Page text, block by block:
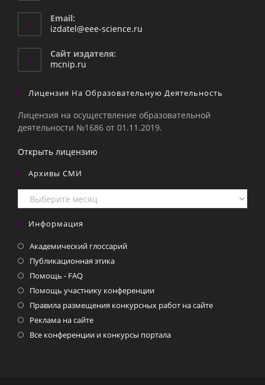
Email:
izdatel@eee-science.ru
Сайт издателя:
mcnip.ru
Лицензия На Образовательную Деятельность
Лицензия на осуществление образовательной
деятельности №1686 от 01.11.2019.
Открыть лицензию
Архивы СМИ
Архивы
СМИ
Информация
Академический глоссарий
Публикационная этика
Помощь - FAQ
Помощь участнику конференции
Правила размещения конкурсных работ на сайте
Реклама на сайте
Все конференции и конкурсы портала